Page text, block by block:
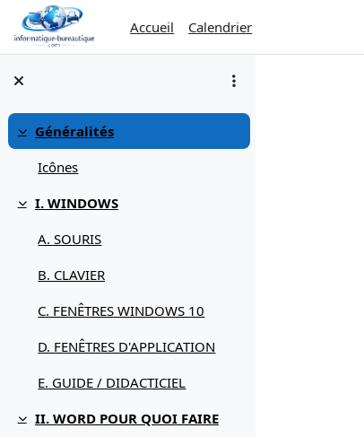
Passer au contenu principal
Accueil
Calendrier
Replier
Généralités
Icônes
Replier
I. WINDOWS
A. SOURIS
B. CLAVIER
C. FENÊTRES WINDOWS 10
D. FENÊTRES D'APPLICATION
E. GUIDE / DIDACTICIEL
Replier
II. WORD POUR QUOI FAIRE